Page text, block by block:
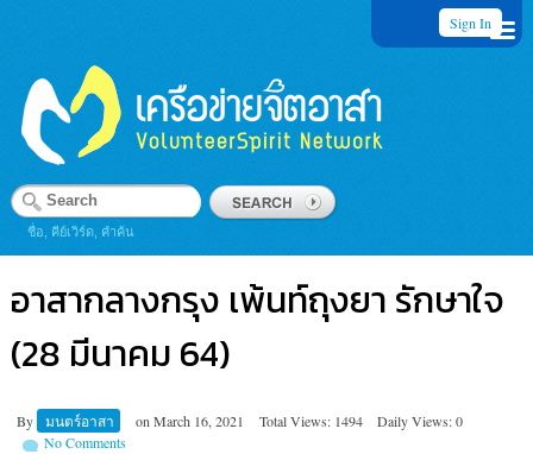
Sign In
ชื่อ, คีย์เวิร์ด, คำค้น
อาสากลางกรุง เพ้นท์ถุงยา รักษาใจ
(28 มีนาคม 64)
By มนตร์อาสา on March 16, 2021 Total Views: 1494
Daily Views: 0
No Comments